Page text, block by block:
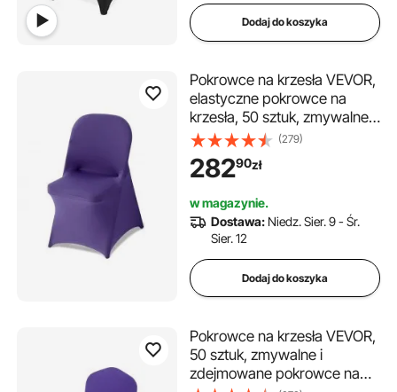
Dodaj do koszyka
Pokrowce na krzesła VEVOR,
elastyczne pokrowce na
krzesła, 50 sztuk, zmywalne i
zdejmowane pokrowce na
krzesła z poliestru i spandexu
na wesela i bankiety,
składanych (45 x 46 x 77
cm), kolor fioletowy
(279)
28290zł
w magazynie.
Dostawa: Niedz. Sier. 9 - Śr.
Sier. 12
Dodaj do koszyka
Pokrowce na krzesła VEVOR,
50 sztuk, zmywalne i
zdejmowane pokrowce na